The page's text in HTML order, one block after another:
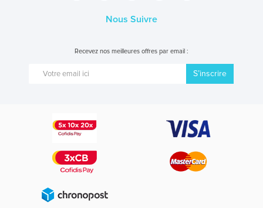
Nous Suivre
Recevez nos meilleures offres par email :
S’inscrire